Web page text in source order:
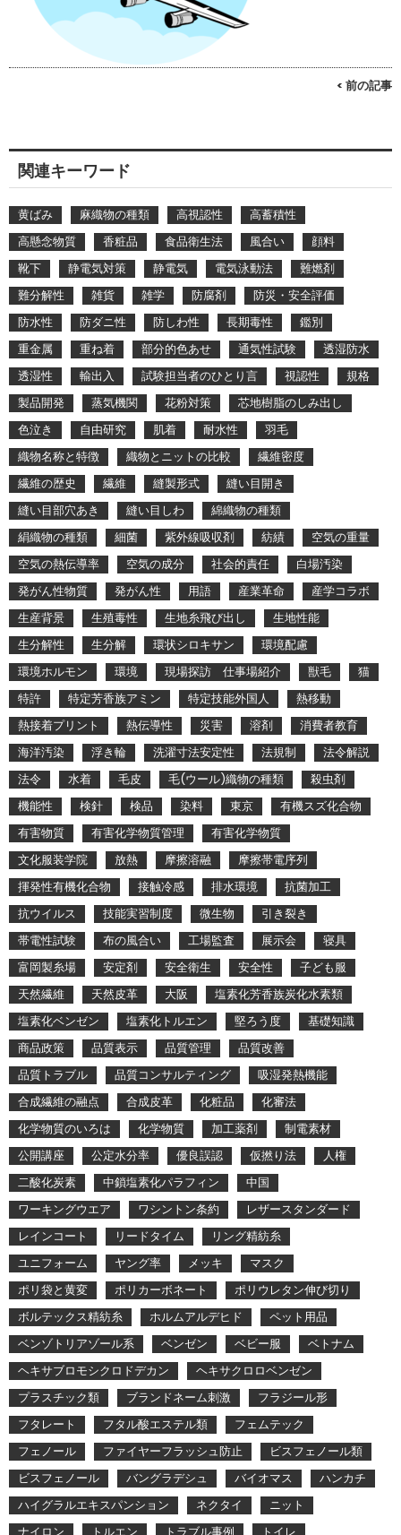
< 前の記事
関連キーワード
黄ばみ 麻織物の種類 高視認性
高蓄積性
高懸念物質
香粧品 食品衛生法 風合い
顔料
靴下
静電気対策 静電気 電気泳動法
難燃剤
難分解性
雑貨 雑学 防腐剤
防災・安全評価
防水性
防ダニ性 防しわ性 長期毒性
鑑別
重金属
重ね着 部分的色あせ 通気性試験
透湿防水
透湿性
輸出入 試験担当者のひとり言 視認性
規格
製品開発
蒸気機関 花粉対策
芯地樹脂のしみ出し
色泣き
自由研究 肌着 耐水性
羽毛
織物名称と特徴
織物とニットの比較
繊維密度
繊維の歴史
繊維 縫製形式
縫い目開き
縫い目部穴あき
縫い目しわ
綿織物の種類
絹織物の種類
細菌 紫外線吸収剤 紡績
空気の重量
空気の熱伝導率
空気の成分 社会的責任
白場汚染
発がん性物質
発がん性 用語 産業革命
産学コラボ
生産背景
生殖毒性 生地糸飛び出し
生地性能
生分解性
生分解 環状シロキサン
環境配慮
環境ホルモン
環境 現場探訪 仕事場紹介 獣毛
猫
特許
特定芳香族アミン 特定技能外国人
熱移動
熱接着プリント
熱伝導性 災害 溶剤
消費者教育
海洋汚染
浮き輪 洗濯寸法安定性 法規制
法令解説
法令
水着 毛皮 毛(ウール)織物の種類
殺虫剤
機能性
検針 検品 染料 東京
有機スズ化合物
有害物質
有害化学物質管理
有害化学物質
文化服装学院
放熱 摩擦溶融
摩擦帯電序列
揮発性有機化合物
接触冷感 排水環境
抗菌加工
抗ウイルス
技能実習制度 微生物
引き裂き
帯電性試験
布の風合い 工場監査 展示会
寝具
富岡製糸場
安定剤 安全衛生 安全性
子ども服
天然繊維
天然皮革 大阪
塩素化芳香族炭化水素類
塩素化ベンゼン
塩素化トルエン 堅ろう度
基礎知識
商品政策
品質表示 品質管理
品質改善
品質トラブル
品質コンサルティング
吸湿発熱機能
合成繊維の融点
合成皮革 化粧品
化審法
化学物質のいろは
化学物質 加工薬剤
制電素材
公開講座
公定水分率 優良誤認 仮撚り法
人権
二酸化炭素
中鎖塩素化パラフィン
中国
ワーキングウエア
ワシントン条約
レザースタンダード
レインコート
リードタイム
リング精紡糸
ユニフォーム
ヤング率 メッキ
マスク
ポリ袋と黄変
ポリカーボネート
ポリウレタン伸び切り
ボルテックス精紡糸
ホルムアルデヒド
ペット用品
ベンゾトリアゾール系
ベンゼン ベビー服
ベトナム
ヘキサブロモシクロドデカン
ヘキサクロロベンゼン
プラスチック類
ブランドネーム刺激
フラジール形
フタレート
フタル酸エステル類
フェムテック
フェノール
ファイヤーフラッシュ防止
ビスフェノール類
ビスフェノール
バングラデシュ バイオマス
ハンカチ
ハイグラルエキスパンション
ネクタイ
ニット